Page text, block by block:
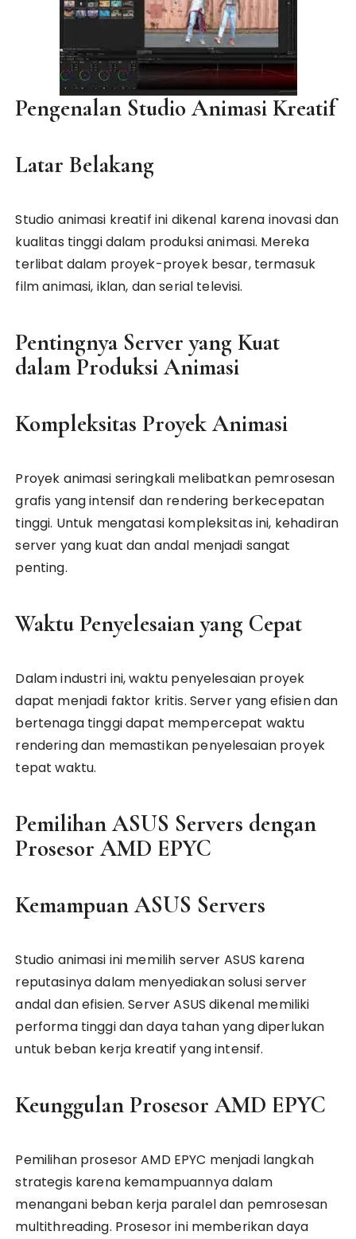
Pengenalan Studio Animasi Kreatif
Latar Belakang
Studio animasi kreatif ini dikenal karena inovasi dan
kualitas tinggi dalam produksi animasi. Mereka
terlibat dalam proyek-proyek besar, termasuk
film animasi, iklan, dan serial televisi.
Pentingnya Server yang Kuat
dalam Produksi Animasi
Kompleksitas Proyek Animasi
Proyek animasi seringkali melibatkan pemrosesan
grafis yang intensif dan rendering berkecepatan
tinggi. Untuk mengatasi kompleksitas ini, kehadiran
server yang kuat dan andal menjadi sangat
penting.
Waktu Penyelesaian yang Cepat
Dalam industri ini, waktu penyelesaian proyek
dapat menjadi faktor kritis. Server yang efisien dan
bertenaga tinggi dapat mempercepat waktu
rendering dan memastikan penyelesaian proyek
tepat waktu.
Pemilihan ASUS Servers dengan
Prosesor AMD EPYC
Kemampuan ASUS Servers
Studio animasi ini memilih server ASUS karena
reputasinya dalam menyediakan solusi server
andal dan efisien. Server ASUS dikenal memiliki
performa tinggi dan daya tahan yang diperlukan
untuk beban kerja kreatif yang intensif.
Keunggulan Prosesor AMD EPYC
Pemilihan prosesor AMD EPYC menjadi langkah
strategis karena kemampuannya dalam
menangani beban kerja paralel dan pemrosesan
multithreading. Prosesor ini memberikan daya